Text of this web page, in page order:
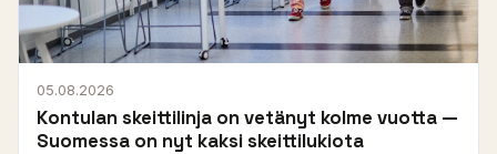
05.08.2026
Kontulan skeittilinja on vetänyt kolme vuotta —
Suomessa on nyt kaksi skeittilukiota